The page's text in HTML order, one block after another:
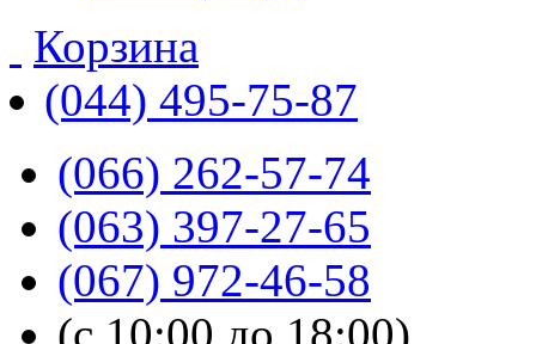
Корзина
(044) 495-75-87
(066) 262-57-74
(063) 397-27-65
(067) 972-46-58